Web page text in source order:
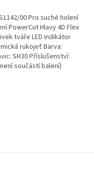
00 Pro suché holení
PowerCut Hlavy 4D Flex
tváře LED indikátor
rukojeť Barva:
SH30 Příslušenství:
součástí balení)